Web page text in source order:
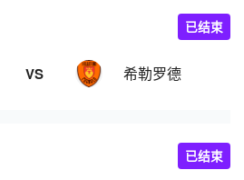
VS 希勒罗德
已结束
已结束